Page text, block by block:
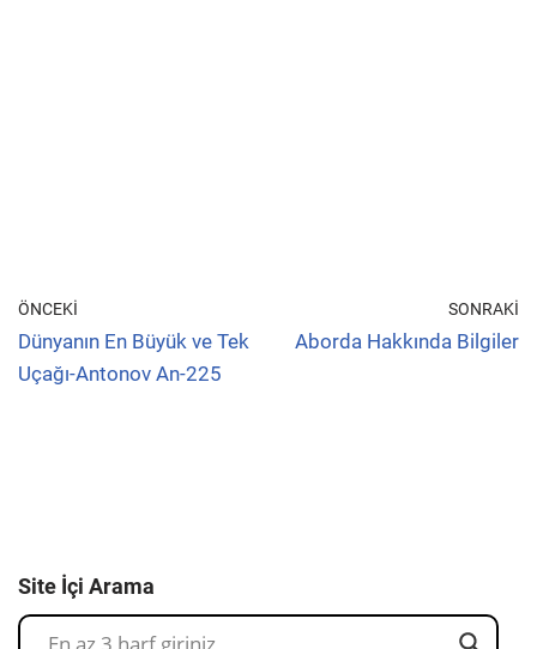
ÖNCEKI
Dünyanın En Büyük ve Tek
Uçağı-Antonov An-225
SONRAKI
Aborda Hakkında Bilgiler
Site İçi Arama